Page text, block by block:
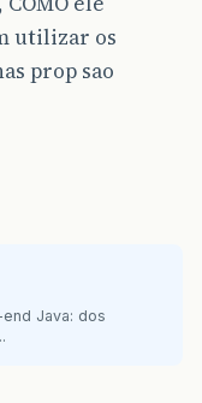
utilizar os
prop sao
Java: dos